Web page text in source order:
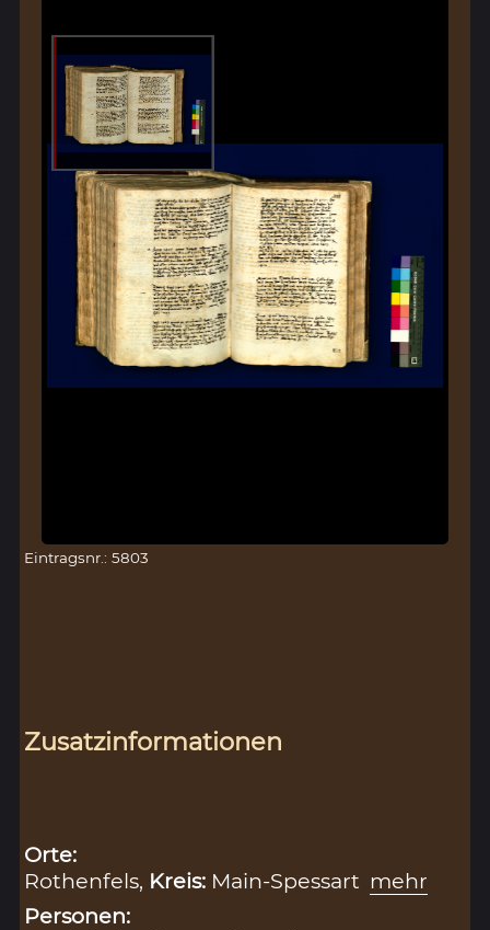
Eintragsnr.: 5803
Zusatzinformationen
Orte:
Rothenfels, Kreis: Main-Spessart mehr
Personen: